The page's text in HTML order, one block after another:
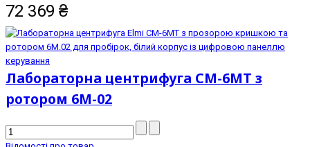
72 369 ₴
Лабораторна центрифуга CM-6MT з
ротором 6М-02